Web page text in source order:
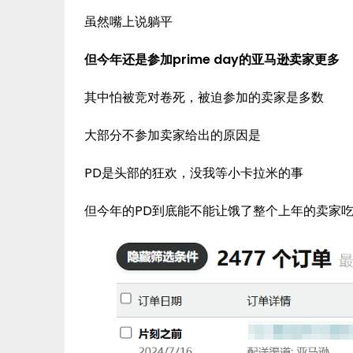
虽然嘴上说躺平
但今年还是参加prime day的亚马逊卖家更多
其中怕被竞对卷死，被迫参加的卖家是多数
大部分不参加卖家给出的原因是
PD是头部的狂欢，没我等小卡拉米的事
但今年的PD到底能不能让饿了整个上年的卖家